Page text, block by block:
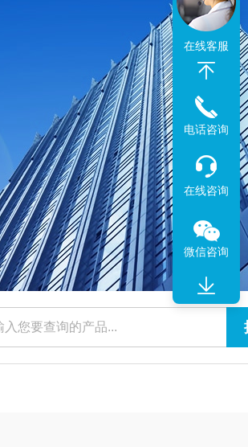
在线客服
电话咨询
在线咨询
微信咨询